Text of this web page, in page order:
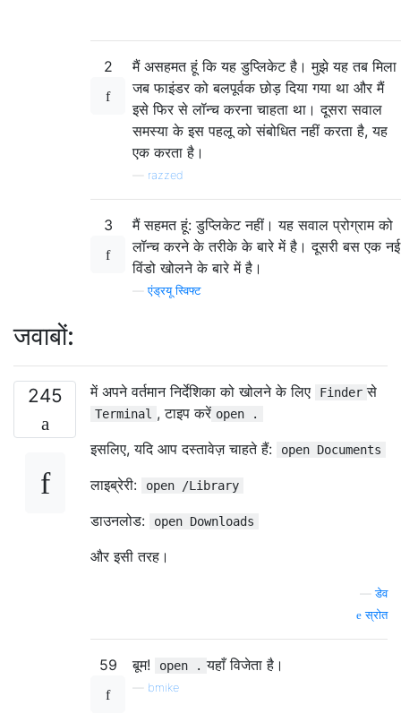
2
मैं असहमत हूं कि यह डुप्लिकेट है। मुझे यह तब मिला
जब फाइंडर को बलपूर्वक छोड़ दिया गया था और मैं
इसे फिर से लॉन्च करना चाहता था। दूसरा सवाल
समस्या के इस पहलू को संबोधित नहीं करता है, यह
एक करता है।
razzed
3
मैं सहमत हूं: डुप्लिकेट नहीं। यह सवाल प्रोग्राम को
लॉन्च करने के तरीके के बारे में है। दूसरी बस एक नई
विंडो खोलने के बारे में है।
—एंड्रयू स्विफ्ट
जवाबों:
245 में अपने वर्तमान निर्देशिका को खोलने के लिए Finder से
Terminal , टाइप करें open .
इसलिए, यदि आप दस्तावेज़ चाहते हैं: open Documents
लाइब्रेरी: open /Library
डाउनलोड: open Downloads
और इसी तरह।
—डेव
स्रोत
59 बूम! open . यहाँ विजेता है।
bmike